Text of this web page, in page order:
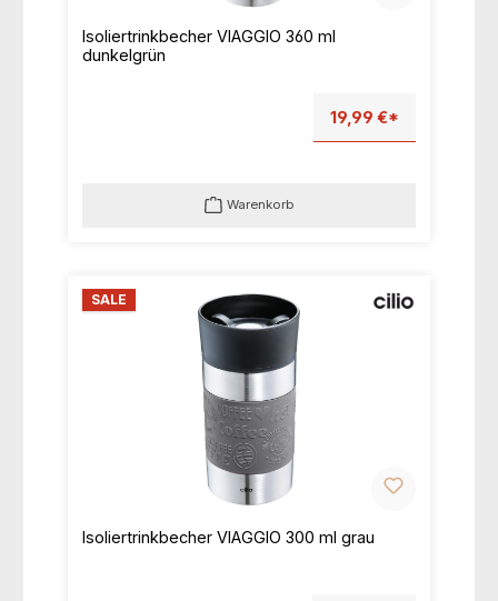
Isoliertrinkbecher VIAGGIO 360 ml
dunkelgrün
19,99 €*
Warenkorb
SALE
Isoliertrinkbecher VIAGGIO 300 ml grau